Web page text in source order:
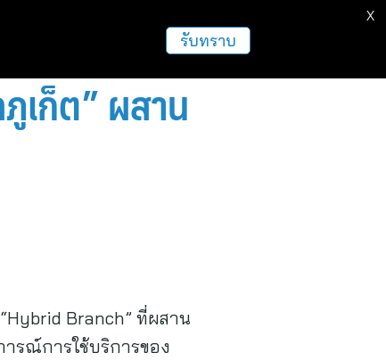
ฝากข่าวประชาสัมพันธ์
เก็ต” ผสาน
Branch” ที่ผสาน
รณ์การใช้บริการของ
รับทราบ
X